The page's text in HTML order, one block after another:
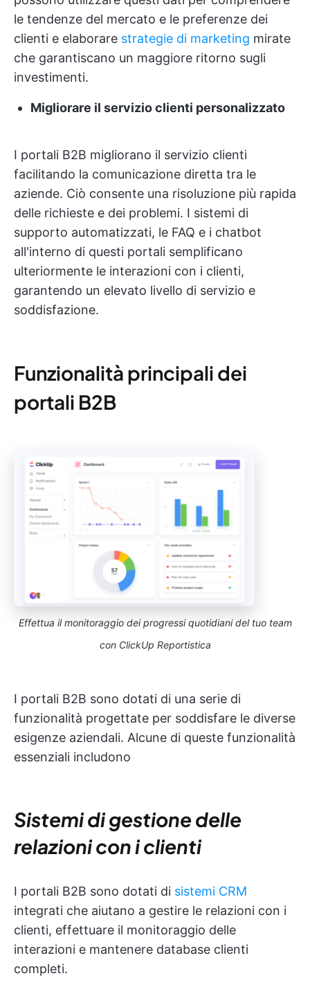
le tendenze del mercato e le preferenze dei
clienti e elaborare strategie di marketing mirate
che garantiscano un maggiore ritorno sugli
investimenti.
Migliorare il servizio clienti personalizzato
I portali B2B migliorano il servizio clienti
facilitando la comunicazione diretta tra le
aziende. Ciò consente una risoluzione più rapida
delle richieste e dei problemi. I sistemi di
supporto automatizzati, le FAQ e i chatbot
all'interno di questi portali semplificano
ulteriormente le interazioni con i clienti,
garantendo un elevato livello di servizio e
soddisfazione.
Funzionalità principali dei
portali B2B
Effettua il monitoraggio dei progressi quotidiani del tuo team
con ClickUp Reportistica
I portali B2B sono dotati di una serie di
funzionalità progettate per soddisfare le diverse
esigenze aziendali. Alcune di queste funzionalità
essenziali includono
Sistemi di gestione delle
relazioni con i clienti
I portali B2B sono dotati di sistemi CRM
integrati che aiutano a gestire le relazioni con i
clienti, effettuare il monitoraggio delle
interazioni e mantenere database clienti
completi.